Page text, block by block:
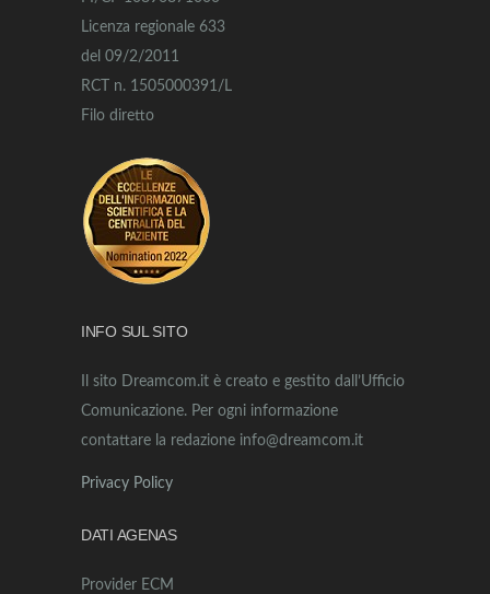
Licenza regionale 633
del 09/2/2011
RCT n. 1505000391/L
Filo diretto
INFO SUL SITO
Il sito Dreamcom.it è creato e gestito dall’Ufficio
Comunicazione. Per ogni informazione
contattare la redazione info@dreamcom.it
Privacy Policy
DATI AGENAS
Provider ECM